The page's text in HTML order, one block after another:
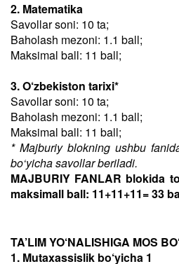
2. Matematika
Savollar soni: 10 ta;
Baholash mezoni: 1.1 ball;
Maksimal ball: 11 ball;
3. O‘zbekiston tarixi*
Savollar soni: 10 ta;
Baholash mezoni: 1.1 ball;
Maksimal ball: 11 ball;
* Majburiy blokning ushbu
bo‘yicha savollar beriladi.
MAJBURIY FANLAR blokida
maksimall ball: 11+11+11= 33
TA’LIM YO‘NALISHIGA MOS
1. Mutaxassislik bo‘yicha 1